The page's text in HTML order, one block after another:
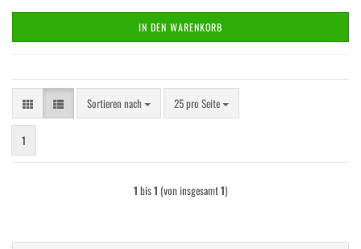
IN DEN WARENKORB
Sortieren nach
Sortieren nach 25 pro Seite
pro Seite
1
1 bis1 (von insgesamt1)